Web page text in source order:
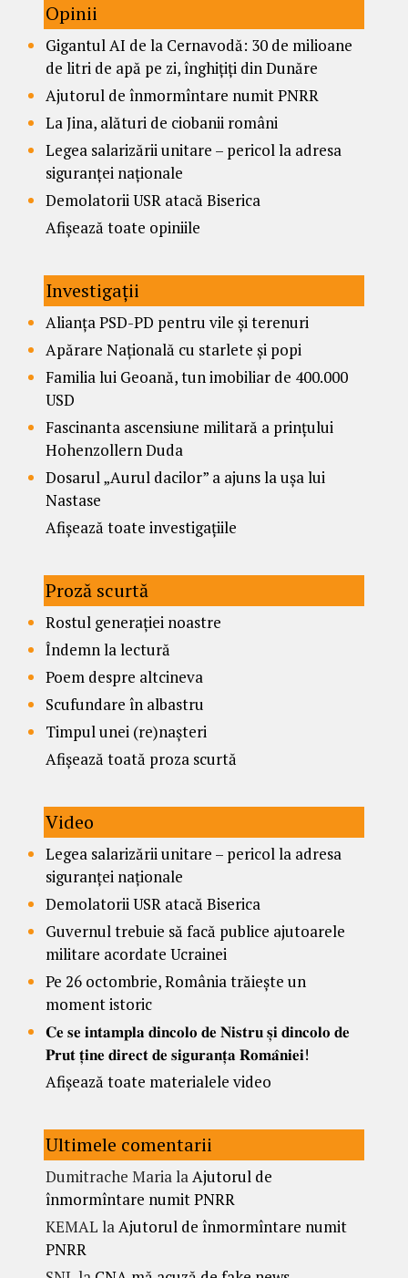
Opinii
Gigantul AI de la Cernavodă: 30 de milioane
de litri de apă pe zi, înghițiți din Dunăre
Ajutorul de înmormîntare numit PNRR
La Jina, alături de ciobanii români
Legea salarizării unitare – pericol la adresa
siguranței naționale
Demolatorii USR atacă Biserica
Afișează toate opiniile
Investigații
Alianța PSD-PD pentru vile și terenuri
Apărare Națională cu starlete și popi
Familia lui Geoană, tun imobiliar de 400.000
USD
Fascinanta ascensiune militară a prințului
Hohenzollern Duda
Dosarul „Aurul dacilor” a ajuns la ușa lui
Nastase
Afișează toate investigațiile
Proză scurtă
Rostul generației noastre
Îndemn la lectură
Poem despre altcineva
Scufundare în albastru
Timpul unei (re)nașteri
Afișează toată proza scurtă
Video
Legea salarizării unitare – pericol la adresa
siguranței naționale
Demolatorii USR atacă Biserica
Guvernul trebuie să facă publice ajutoarele
militare acordate Ucrainei
Pe 26 octombrie, România trăiește un
moment istoric
𝐂𝐞 𝐬𝐞 𝐢𝐧𝐭𝐚𝐦𝐩𝐥𝐚 𝐝𝐢𝐧𝐜𝐨𝐥𝐨 𝐝𝐞 𝐍𝐢𝐬𝐭𝐫𝐮 𝐬̦𝐢 𝐝𝐢𝐧𝐜𝐨𝐥𝐨 𝐝𝐞
𝐏𝐫𝐮𝐭 𝐭̦𝐢𝐧𝐞 𝐝𝐢𝐫𝐞𝐜𝐭 𝐝𝐞 𝐬𝐢𝐠𝐮𝐫𝐚𝐧𝐭̦𝐚 𝐑𝐨𝐦𝐚̂𝐧𝐢𝐞𝐢!
Afișează toate materialele video
Ultimele comentarii
Dumitrache MarialaAjutorul de
înmormîntare numit PNRR
KEMAL laAjutorul de înmormîntare numit
PNRR